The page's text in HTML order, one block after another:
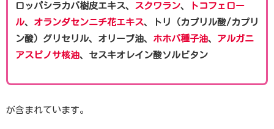
ロッパシラカバ樹皮エキス、
スクワラン、
トコフェロー
ル、 オランダセンニチ花エキス、トリ（カプリル酸/カプリ
ン酸）グリセリル、オリーブ油、 ホホバ種子油、 アルガニ
アスピノサ核油、セスキオレイン酸ソルビタン
が含まれています。